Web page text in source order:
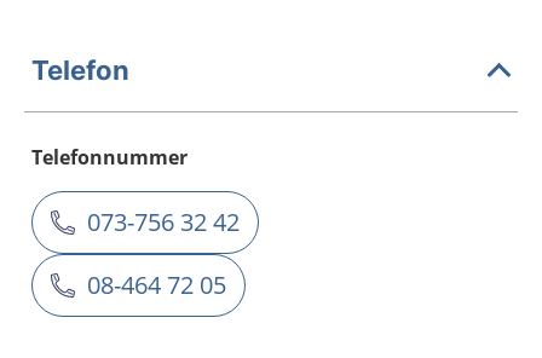
Telefon
Telefonnummer
073-756 32 42
08-464 72 05